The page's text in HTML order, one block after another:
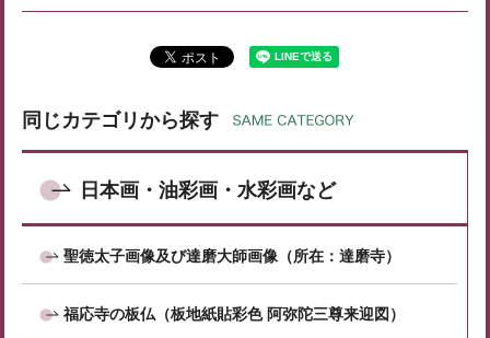
同じカテゴリから探す
日本画・油彩画・水彩画など
聖徳太子画像及び達磨大師画像（所在：達磨寺）
福応寺の板仏（板地紙貼彩色 阿弥陀三尊来迎図）